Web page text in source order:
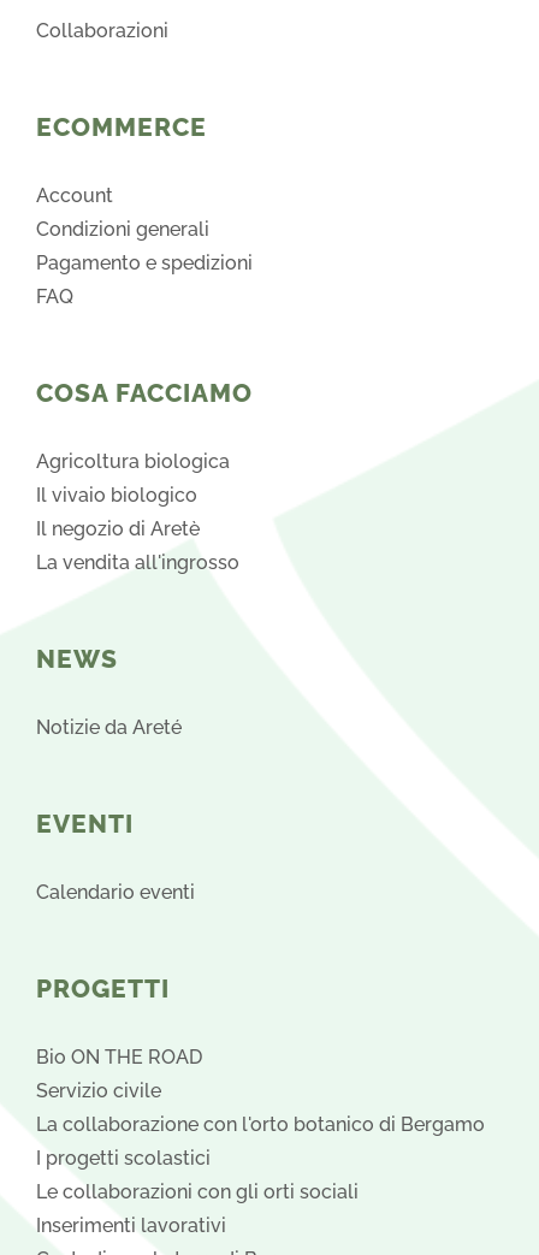
Collaborazioni
ECOMMERCE
Account
Condizioni generali
Pagamento e spedizioni
FAQ
COSA FACCIAMO
Agricoltura biologica
Il vivaio biologico
Il negozio di Aretè
La vendita all'ingrosso
NEWS
Notizie da Areté
EVENTI
Calendario eventi
PROGETTI
Bio ON THE ROAD
Servizio civile
La collaborazione con l'orto botanico di Bergamo
I progetti scolastici
Le collaborazioni con gli orti sociali
Inserimenti lavorativi